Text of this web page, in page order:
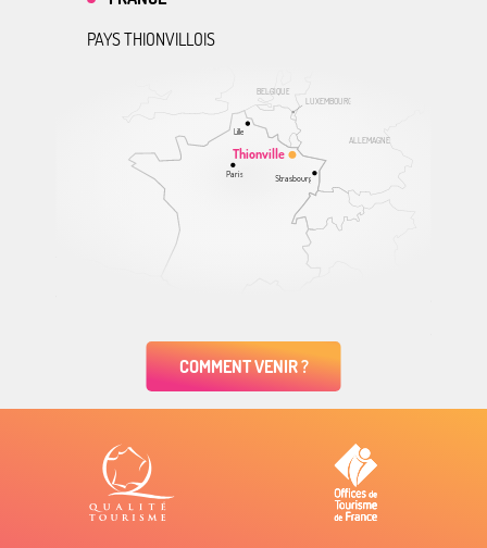
ALLEMAGNE
BELGIQUE
LUXEMBOURG
Thionville
Lille
Paris Strasbourg
PAYS THIONVILLOIS
COMMENT VENIR ?